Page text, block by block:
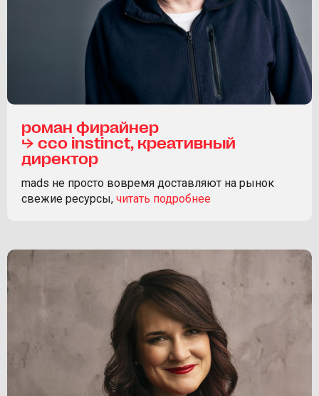
роман фирайнер
⮡ ссo instinct, креативный
директор
mads не просто вовремя доставляют на рынок
свежие ресурсы,